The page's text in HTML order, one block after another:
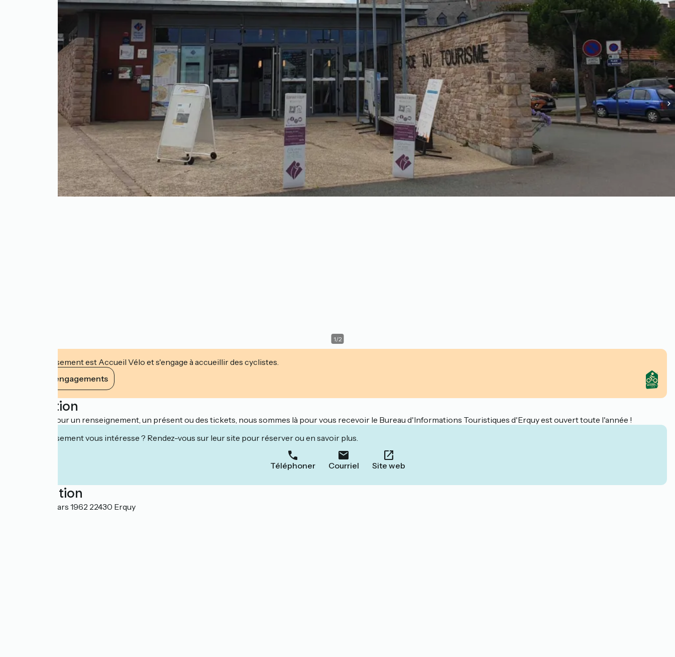
1/2
Cet établissement est Accueil Vélo et s'engage à accueillir des cyclistes.
Voir ses engagements
Description
Que ce soit pour un renseignement, un présent ou des tickets, nous sommes là pour vous recevoir le Bureau d'Informations Touristiques d'Erquy est ouvert toute l'année !
Cet établissement vous intéresse ? Rendez-vous sur leur site pour réserver ou en savoir plus.
Téléphoner Courriel Site web
Localisation
3 Rue du 19 Mars 1962 22430 Erquy